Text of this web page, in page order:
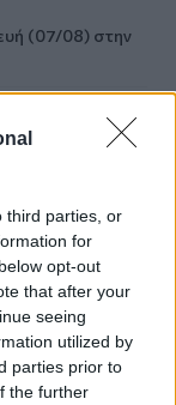
third parties, or
for
opt-out
that after your
seeing
utilized by
parties prior to
the further
(07/08) στην
ερευνητής που
με αγέλη
και
«Προχωρούν